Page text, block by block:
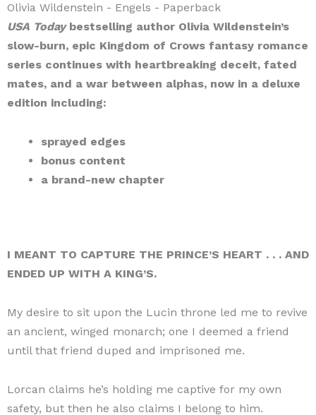
Olivia Wildenstein - Engels - Paperback
USA Todaybestselling author Olivia Wildenstein’s
slow-burn, epic Kingdom of Crows fantasy romance
series continues with heartbreaking deceit, fated
mates, and a war between alphas, now in a deluxe
edition including:
sprayed edges
bonus content
a brand-new chapter
I MEANT TO CAPTURE THE PRINCE’S HEART . . . AND
ENDED UP WITH A KING’S.
My desire to sit upon the Lucin throne led me to revive
an ancient, winged monarch; one I deemed a friend
until that friend duped and imprisoned me.
Lorcan claims he’s holding me captive for my own
safety, but then he also claims I belong to him.